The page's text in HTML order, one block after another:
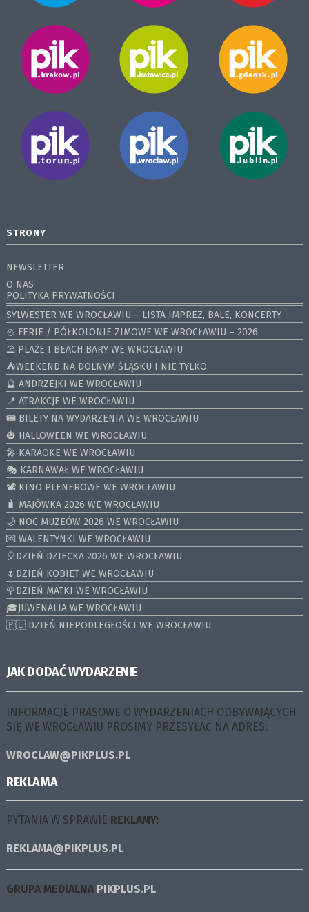
STRONY
NEWSLETTER
O NAS
POLITYKA PRYWATNOŚCI
SYLWESTER WE WROCŁAWIU – LISTA IMPREZ, BALE, KONCERTY
⛄️ FERIE / PÓŁKOLONIE ZIMOWE WE WROCŁAWIU – 2026
⛱️ PLAŻE I BEACH BARY WE WROCŁAWIU
⛺️WEEKEND NA DOLNYM ŚLĄSKU I NIE TYLKO
🔮 ANDRZEJKI WE WROCŁAWIU
📍 ATRAKCJE WE WROCŁAWIU
🎟️ BILETY NA WYDARZENIA WE WROCŁAWIU
🎃 HALLOWEEN WE WROCŁAWIU
🎤 KARAOKE WE WROCŁAWIU
🎭 KARNAWAŁ WE WROCŁAWIU
📽️ KINO PLENEROWE WE WROCŁAWIU
🧳 MAJÓWKA 2026 WE WROCŁAWIU
🌙 NOC MUZEÓW 2026 WE WROCŁAWIU
💌 WALENTYNKI WE WROCŁAWIU
🎈DZIEŃ DZIECKA 2026 WE WROCŁAWIU
🌷DZIEŃ KOBIET WE WROCŁAWIU
🌹DZIEŃ MATKI WE WROCŁAWIU
🎓JUWENALIA WE WROCŁAWIU
🇵🇱 DZIEŃ NIEPODLEGŁOŚCI WE WROCŁAWIU
JAK DODAĆ WYDARZENIE
INFORMACJE PRASOWE O WYDARZENIACH ODBYWAJĄCYCH
SIĘ WE WROCŁAWIU PROSIMY PRZESYŁAĆ NA ADRES:
WROCLAW@PIKPLUS.PL
REKLAMA
PYTANIA W SPRAWIE REKLAMY:
REKLAMA@PIKPLUS.PL
GRUPA MEDIALNA PIKPLUS.PL